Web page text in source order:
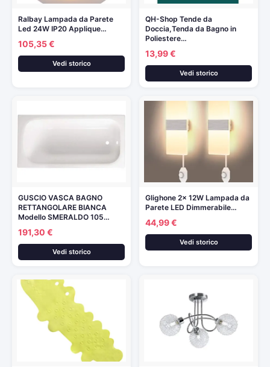
Ralbay Lampada da Parete
Led 24W IP20 Applique…
105,35 €
Vedi storico
QH-Shop Tende da
Doccia,Tenda da Bagno in
Poliestere…
13,99 €
Vedi storico
GUSCIO VASCA BAGNO
RETTANGOLARE BIANCA
Modello SMERALDO 105…
191,30 €
Vedi storico
Glighone 2x 12W Lampada da
Parete LED Dimmerabile…
44,99 €
Vedi storico